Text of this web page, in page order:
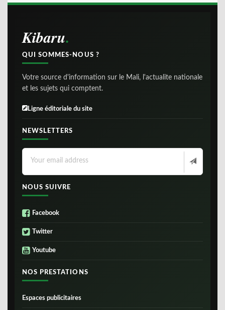
Kibaru
QUI SOMMES-NOUS ?
Votre source d'information sur le Mali, l'actualite nationale
et les sujets qui comptent.
Ligne éditoriale du site
NEWSLETTERS
NOUS SUIVRE
Facebook
Twitter
Youtube
NOS PRESTATIONS
Espaces publicitaires